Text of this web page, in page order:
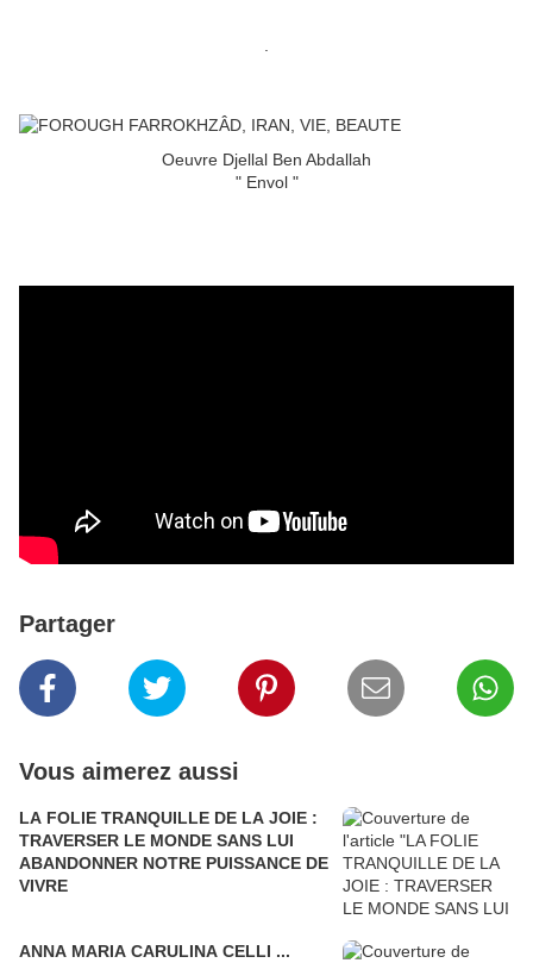
Oeuvre Djellal Ben Abdallah
" Envol "
Partager
Vous aimerez aussi
LA FOLIE TRANQUILLE DE LA JOIE :
TRAVERSER LE MONDE SANS LUI
ABANDONNER NOTRE PUISSANCE DE
VIVRE
ANNA MARIA CARULINA CELLI ...